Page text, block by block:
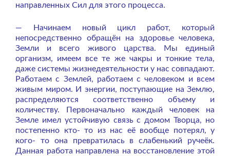
направленных Сил для этого процесса.
— Начинаем новый цикл работ, который
непосредственно обращён на здоровье человека,
Земли и всего живого царства. Мы единый
организм, имеем все те же чакры и тонкие тела,
даже системы жизнедеятельности у нас совпадают.
Работаем с Землей, работаем с человеком и всем
живым миром. И энергии, поступающие на Землю,
распределяются соответственно объему и
количеству. Первоначально каждый человек на
Земле имел устойчивую связь с домом Творца, но
постепенно кто- то из нас её вообще потерял, у
кого- то она превратилась в слабенький ручеёк.
Данная работа направлена на восстановление этой